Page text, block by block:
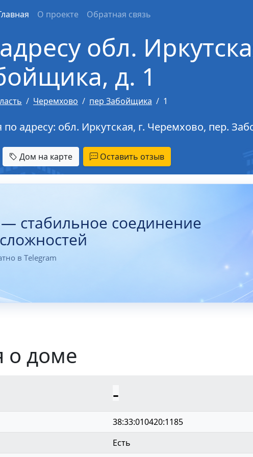
О проекте Обратная связь
обл.
д. 1
Черемхово пер Забойщика 1
адресу: обл. Иркутская, г. Черемхово, пер.
Дом на карте Оставить отзыв
стабильное соединение
в Telegram
о доме
-
38:33:010420:1185
Есть